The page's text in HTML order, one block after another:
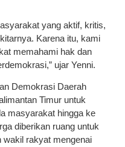
yang aktif, kritis,
Karena itu, kami
memahami hak dan
ujar Yenni.
Demokrasi Daerah
Timur untuk
masyarakat hingga ke
diberikan ruang untuk
wakil rakyat mengenai